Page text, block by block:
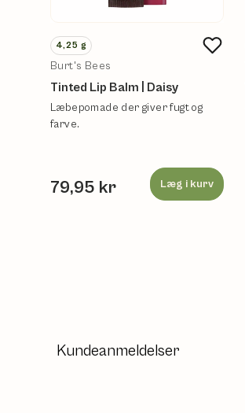
4,25 g
Burt's Bees
Tinted Lip Balm | Daisy
Læbepomade der giver fugt og
farve.
79,95 kr Læg i kurv
Kundeanmeldelser